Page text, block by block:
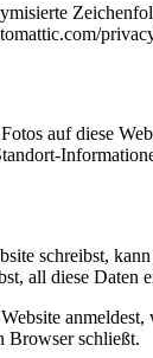
auf diese
schreibst,
all diese Daten
Browser schließt.